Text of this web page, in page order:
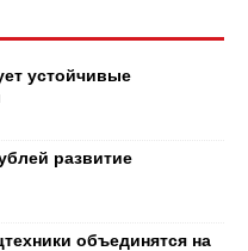
устойчивые
развитие
объединятся на